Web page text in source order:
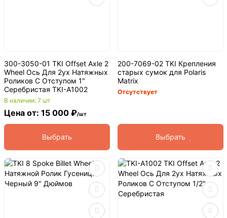
300-3050-01 TKI Offset Axle 2
Wheel Ось Для 2ух Натяжных
Роликов С Отступом 1"
Серебристая TKI-A1002
В наличии: 7 шт
Цена от: 15 000 ₽/шт
Выбрать
200-7069-02 TKI Крепления
старых сумок для Polaris
Matrix
Отсутствует
Выбрать